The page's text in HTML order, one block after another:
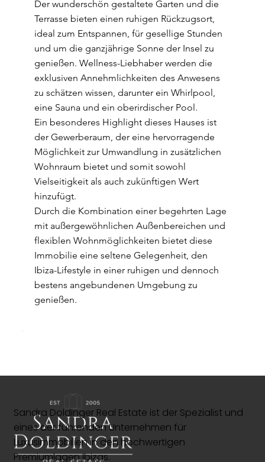
Der wunderschön gestaltete Garten und die
Terrasse bieten einen ruhigen Rückzugsort,
ideal zum Entspannen, für gesellige Stunden
und um die ganzjährige Sonne der Insel zu
genießen. Wellness-Liebhaber werden die
exklusiven Annehmlichkeiten des Anwesens
zu schätzen wissen, darunter ein Whirlpool,
eine Sauna und ein oberirdischer Pool.
Ein besonderes Highlight dieses Hauses ist
der Gewerberaum, der eine hervorragende
Möglichkeit zur Umwandlung in zusätzlichen
Wohnraum bietet und somit sowohl
Vielseitigkeit als auch zukünftigen Wert
hinzufügt.
Durch die Kombination einer begehrten Lage
mit außergewöhnlichen Außenbereichen und
flexiblen Wohnmöglichkeiten bietet diese
Immobilie eine seltene Gelegenheit, den
Ibiza-Lifestyle in einer ruhigen und dennoch
bestens angebundenen Umgebung zu
genießen.
Sandra Doldinger Real Estate ist der Spezialist und
eines der führenden Unternehmen für
Luxusimmobilien in den hochwertigen
Premiumlagen Ibizas.